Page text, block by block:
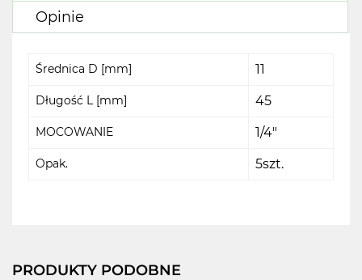
Opinie
Średnica D [mm] 11
Długość L [mm] 45
MOCOWANIE 1/4"
Opak. 5szt.
PRODUKTY PODOBNE